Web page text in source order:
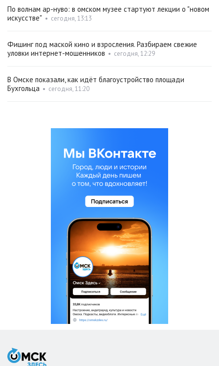
По волнам ар-нуво: в омском музее стартуют лекции о "новом
искусстве" • сегодня, 13:13
Фишинг под маской кино и взросления. Разбираем свежие
уловки интернет-мошенников • сегодня, 12:29
В Омске показали, как идёт благоустройство площади
Бухгольца • сегодня, 11:20